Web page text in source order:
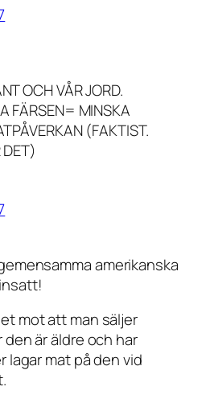
OCH VÅR JORD.
FÄRSEN= MINSKA
(FAKTIST.
DET)
amerikanska
mot att man säljer
är äldre och har
lagar mat på den vid